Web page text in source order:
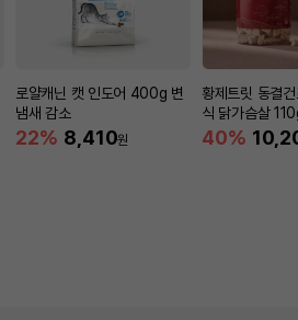
로얄캐닌 캣 인도어 400g 변
냄새 감소
22% 8,410원
황제트릿 동결
식 닭가슴살
40%